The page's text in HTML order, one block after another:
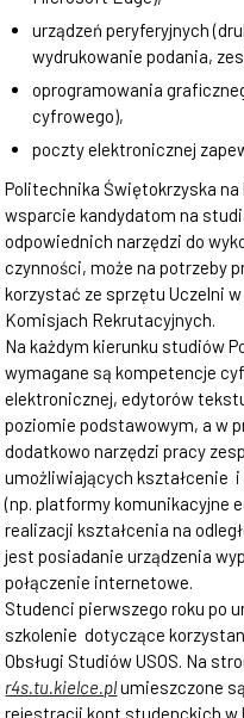
urządzeń peryferyjnych
wydrukowanie podania,
oprogramowania
cyfrowego),
poczty elektronicznej
Politechnika Świętokrzyska
wsparcie kandydatom na
odpowiednich narzędzi do
czynności, może na potrzeby
korzystać ze sprzętu Uczelni
Komisjach Rekrutacyjnych.
Na każdym kierunku studiów
wymagane są kompetencje
elektronicznej, edytorów
poziomie podstawowym, a w
dodatkowo narzędzi pracy
umożliwiających kształcenie i
(np. platformy komunikacyjne
realizacji kształcenia na
jest posiadanie urządzenia
połączenie internetowe.
Studenci pierwszego roku po
szkolenie dotyczące
Obsługi Studiów USOS. Na
r4s.tu.kielce.plumieszczone
rejestracji kont studenckich w